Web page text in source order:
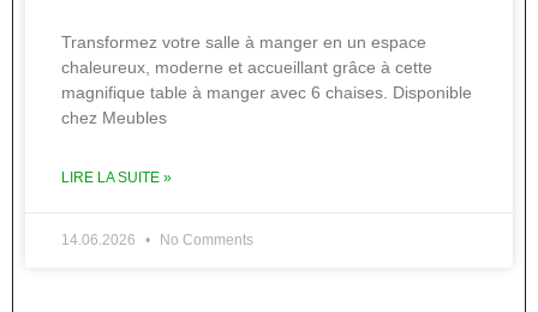
Transformez votre salle à manger en un espace
chaleureux, moderne et accueillant grâce à cette
magnifique table à manger avec 6 chaises. Disponible
chez Meubles
LIRE LA SUITE »
14.06.2026 No Comments